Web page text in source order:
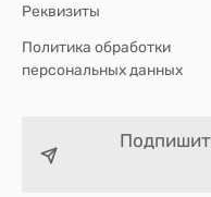
Реквизиты
Политика обработки
персональных данных